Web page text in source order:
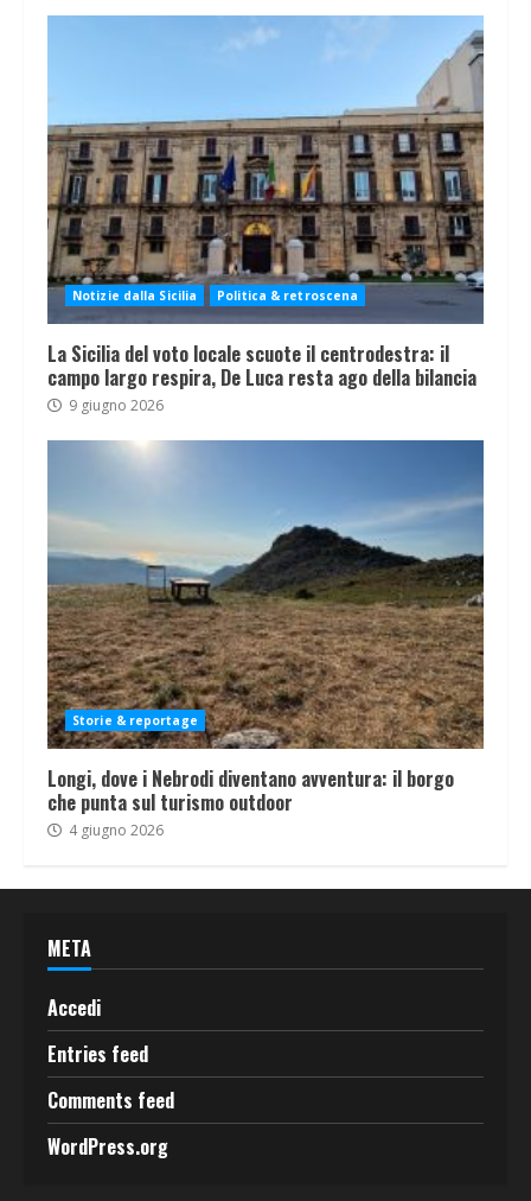
Notizie dalla Sicilia Politica & retroscena
La Sicilia del voto locale scuote il centrodestra: il
campo largo respira, De Luca resta ago della bilancia
9 giugno 2026
Storie & reportage
Longi, dove i Nebrodi diventano avventura: il borgo
che punta sul turismo outdoor
4 giugno 2026
META
Accedi
Entries feed
Comments feed
WordPress.org